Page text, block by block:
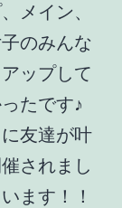
メイン、
のみんな
ップして
たです♪
友達が叶
されまし
ます！！